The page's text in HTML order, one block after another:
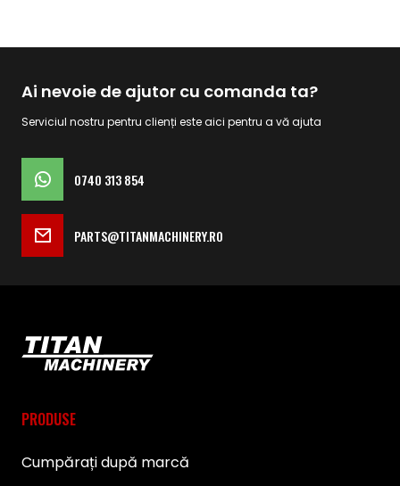
Ai nevoie de ajutor cu comanda ta?
Serviciul nostru pentru clienți este aici pentru a vă ajuta
0740 313 854
PARTS@TITANMACHINERY.RO
PRODUSE
Cumpărați după marcă